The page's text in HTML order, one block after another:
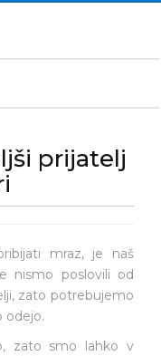
prijatelj
mraz, je naš
nismo poslovili od
zato potrebujemo
odejo.
zato smo lahko v